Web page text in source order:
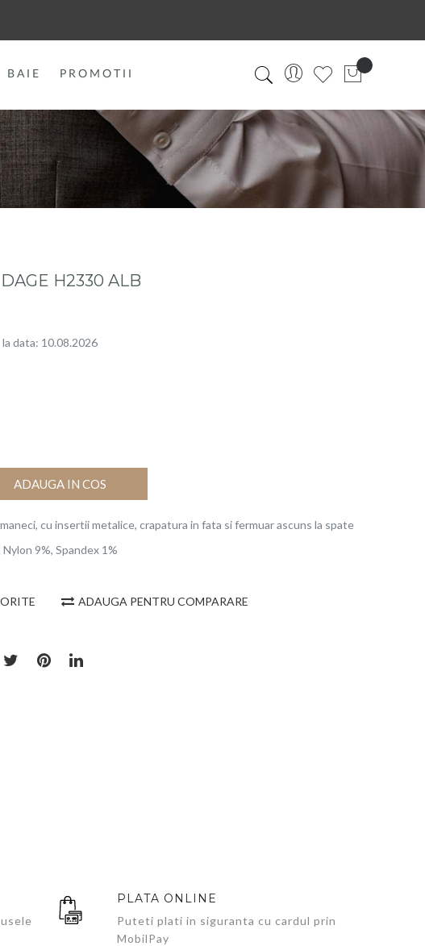
BAIE PROMOTII
H2330 ALB
la data: 10.08.2026
ADAUGA IN COS
cu insertii metalice, crapatura in fata si fermuar ascuns la spate
9%, Spandex 1%
ADAUGA PENTRU COMPARARE
PLATA ONLINE
Puteti plati in siguranta cu cardul prin
MobilPay